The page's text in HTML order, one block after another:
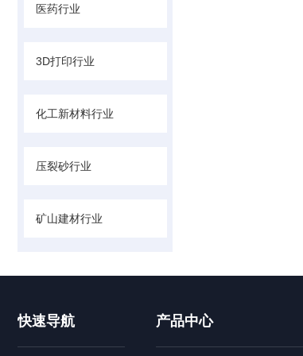
医药行业
3D打印行业
化工新材料行业
压裂砂行业
矿山建材行业
快速导航 产品中心